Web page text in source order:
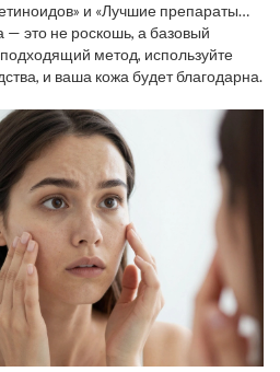
и «Лучшие препараты
Они помогут подобрать точные
— это не роскошь, а базовый
метод, используйте
и ваша кожа будет благодарна.